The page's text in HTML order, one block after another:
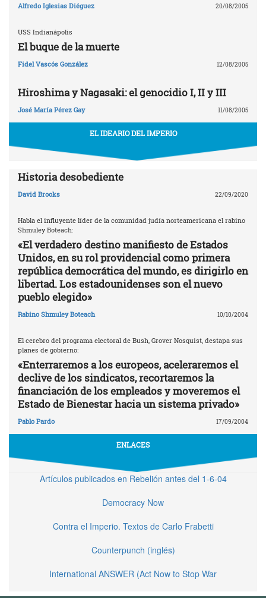
Alfredo Iglesias Diéguez 20/08/2005
USS Indianápolis
El buque de la muerte
Fidel Vascós González 12/08/2005
Hiroshima y Nagasaki: el genocidio I, II y III
José María Pérez Gay 11/08/2005
EL IDEARIO DEL IMPERIO
Historia desobediente
David Brooks 22/09/2020
Habla el influyente líder de la comunidad judía norteamericana el rabino
Shmuley Boteach:
«El verdadero destino manifiesto de Estados
Unidos, en su rol providencial como primera
república democrática del mundo, es dirigirlo en
libertad. Los estadounidenses son el nuevo
pueblo elegido»
Rabino Shmuley Boteach 10/10/2004
El cerebro del programa electoral de Bush, Grover Nosquist, destapa sus
planes de gobierno:
«Enterraremos a los europeos, aceleraremos el
declive de los sindicatos, recortaremos la
financiación de los empleados y moveremos el
Estado de Bienestar hacia un sistema privado»
Pablo Pardo 17/09/2004
ENLACES
Artículos publicados en Rebelión antes del 1-6-04
Democracy Now
Contra el Imperio. Textos de Carlo Frabetti
Counterpunch (inglés)
International ANSWER (Act Now to Stop War